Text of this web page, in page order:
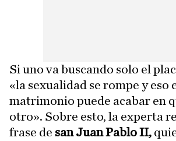
Si uno va buscando solo el
«la sexualidad se rompe y eso
matrimonio puede acabar en
otro». Sobre esto, la experta
frase de san Juan Pablo II,